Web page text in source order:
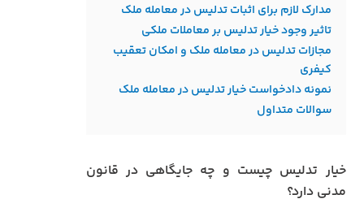
مدارک لازم برای اثبات تدلیس در معامله ملک
تاثیر وجود خیار تدلیس بر معاملات ملکی
مجازات تدلیس در معامله ملک و امکان تعقیب
کیفری
نمونه دادخواست خیار تدلیس در معامله ملک
سوالات متداول
خیار تدلیس چیست و چه جایگاهی در قانون
مدنی دارد؟